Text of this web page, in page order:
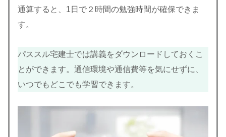
通算すると、1日で２時間の勉強時間が確保できま
す。
パススル宅建士では講義をダウンロードしておくこ
とができます。通信環境や通信費等を気にせずに、
いつでもどこでも学習できます。